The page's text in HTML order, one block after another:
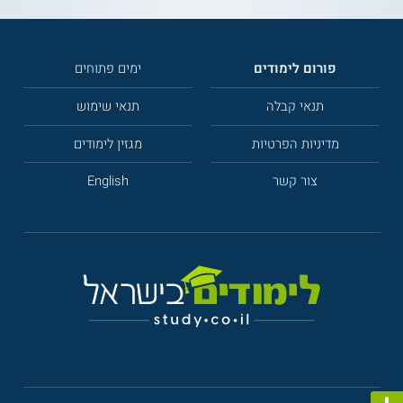
פורום לימודים
ימים פתוחים
תנאי קבלה
תנאי שימוש
מדיניות הפרטיות
מגזין לימודים
צור קשר
English